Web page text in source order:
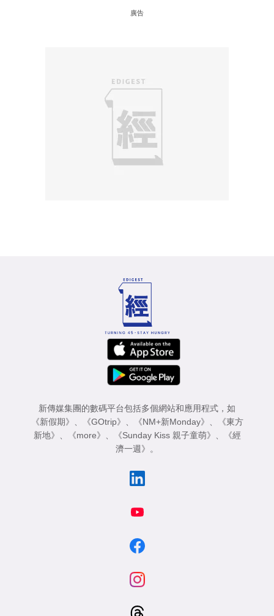
廣告
新傳媒集團的數碼平台包括多個網站和應用程式，如
《新假期》 、 《GOtrip》 、 《NM+新Monday》 、
《東方
新地》 、 《more》 、 《Sunday Kiss 親子童萌》 、
《經
濟一週》 。